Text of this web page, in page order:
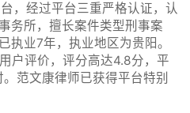
，经过平台三重严格认证，认
务所，擅长案件类型刑事案
执业7年，执业地区为贵阳。
户评价，评分高达4.8分，平
范文康律师已获得平台特别